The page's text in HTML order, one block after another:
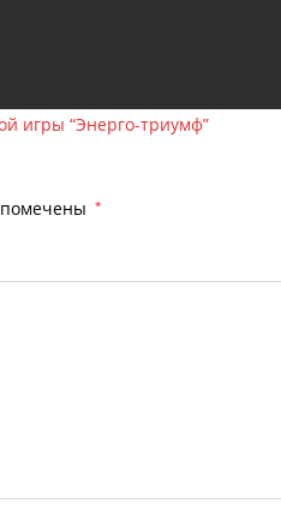
игры “Энерго-триумф”
*